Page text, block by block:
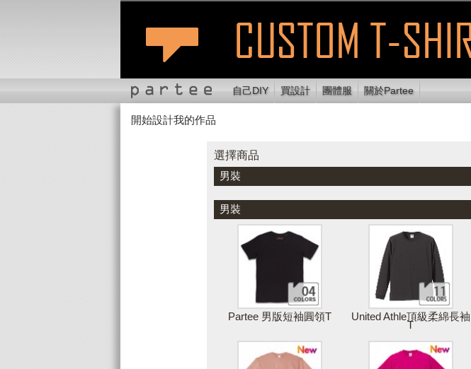
自己DIY 買設計 團體服 關於Partee
開始設計我的作品
切換位置
選擇商品
男裝
男裝
Partee 男版短袖圓領T United Athle頂級柔綿長袖
T